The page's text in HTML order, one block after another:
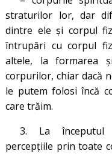
straturilor lor, dar
dintre ele şi corpul
întrupări cu corpul
altele, la formarea
corpurilor, chiar dacă
le putem folosi încă
care trăim.
3. La începutul
percepţiile prin toate